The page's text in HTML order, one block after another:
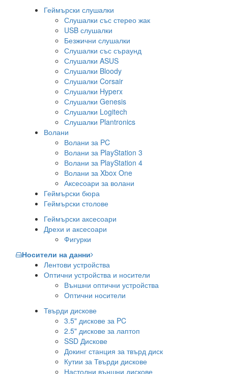
Геймърски слушалки
Слушалки със стерео жак
USB слушалки
Безжични слушалки
Слушалки със съраунд
Слушалки ASUS
Слушалки Bloody
Слушалки Corsair
Слушалки Hyperx
Слушалки Genesis
Слушалки Logitech
Слушалки Plantronics
Волани
Волани за PC
Волани за PlayStation 3
Волани за PlayStation 4
Волани за Xbox One
Аксесоари за волани
Геймърски бюра
Геймърски столове
Геймърски аксесоари
Дрехи и аксесоари
Фигурки
Носители на данни
Лентови устройства
Оптични устройства и носители
Външни оптични устройства
Оптични носители
Твърди дискове
3.5" дискове за PC
2.5" дискове за лаптоп
SSD Дискове
Докинг станция за твърд диск
Кутии за Твърди дискове
Настолни външни дискове